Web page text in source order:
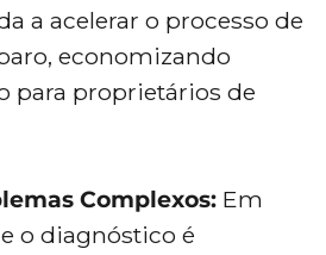
a acelerar o processo de
economizando
para proprietários de
Complexos: Em
o diagnóstico é